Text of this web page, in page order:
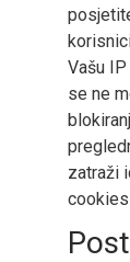
Vašu
se ne
zatraži